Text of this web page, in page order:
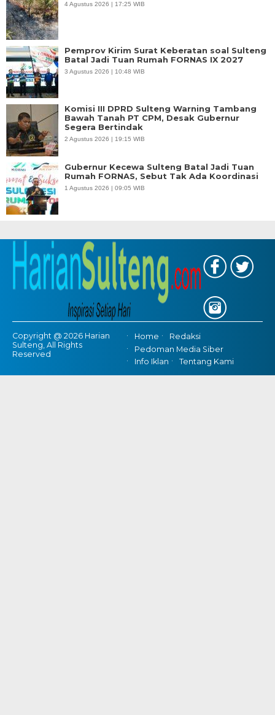
4 Agustus 2026 | 17:25 WIB
Pemprov Kirim Surat Keberatan soal Sulteng
Batal Jadi Tuan Rumah FORNAS IX 2027
3 Agustus 2026 | 10:48 WIB
Komisi III DPRD Sulteng Warning Tambang
Bawah Tanah PT CPM, Desak Gubernur
Segera Bertindak
2 Agustus 2026 | 19:15 WIB
Gubernur Kecewa Sulteng Batal Jadi Tuan
Rumah FORNAS, Sebut Tak Ada Koordinasi
1 Agustus 2026 | 09:05 WIB
Copyright @ 2026 Harian
Sulteng, All Rights
Reserved
Home
Redaksi
Pedoman Media Siber
Info Iklan
Tentang Kami